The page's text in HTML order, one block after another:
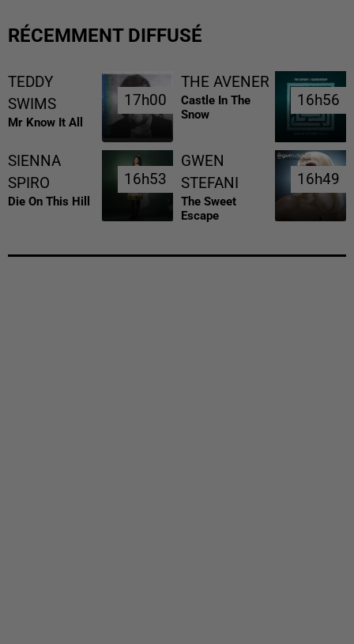
RÉCEMMENT DIFFUSÉ
TEDDY
SWIMS
Mr Know It All
17h00
17h00
THE AVENER
Castle In The
Snow
16h56
16h56
SIENNA
SPIRO
Die On This Hill
16h53
16h53
GWEN
STEFANI
The Sweet
Escape
16h49
16h49